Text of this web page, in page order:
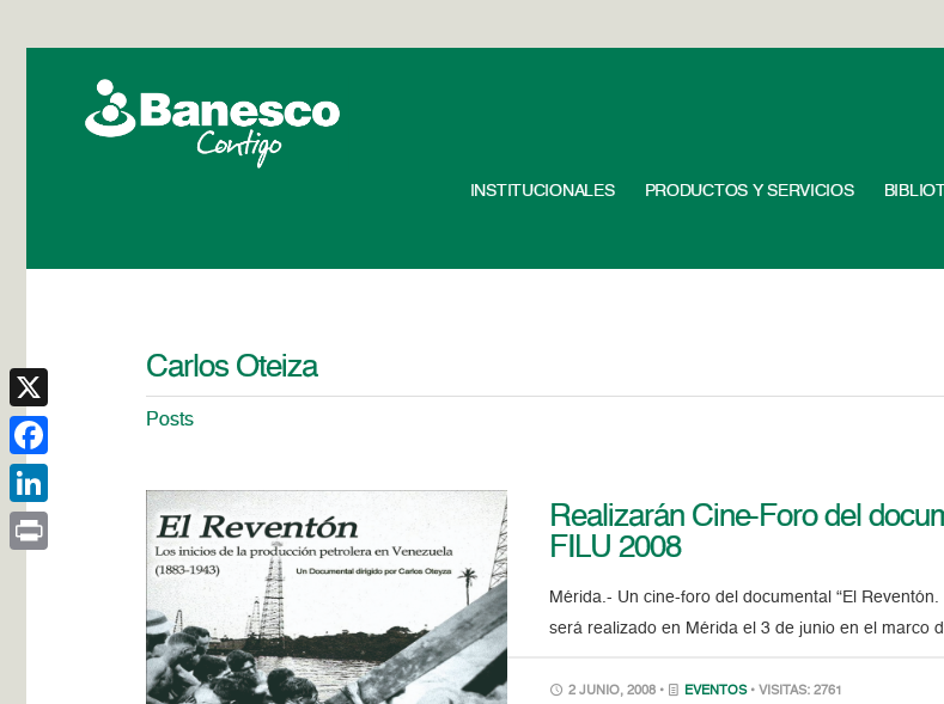
INSTITUCIONALES PRODUCTOS Y SERVICIOS
Carlos Oteiza
Posts
Realizarán Cine-Foro del
FILU 2008
Mérida.- Un cine-foro del documental “El
será realizado en Mérida el 3 de junio en el marco
2 JUNIO, 2008 • EVENTOS • VISITAS: 2761
X
Facebook
LinkedIn